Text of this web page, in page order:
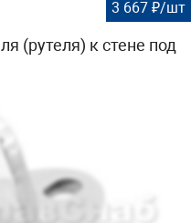
3 667 ₽/шт
(рутеля) к стене под